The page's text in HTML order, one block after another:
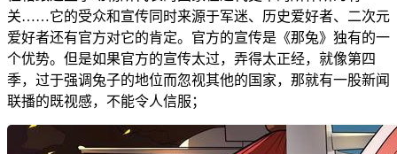
关……它的受众和宣传同时来源于军迷、历史爱好者、二次元
爱好者还有官方对它的肯定。官方的宣传是《那兔》独有的一
个优势。但是如果官方的宣传太过，弄得太正经，就像第四
季，过于强调兔子的地位而忽视其他的国家，那就有一股新闻
联播的既视感，不能令人信服；